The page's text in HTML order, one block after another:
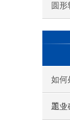
圆
如何
题？
工业